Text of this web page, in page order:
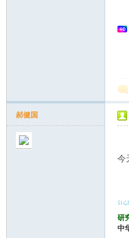
郝健国
今
研
中